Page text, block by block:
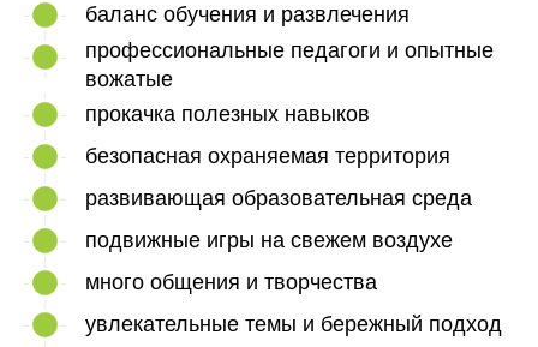
баланс обучения и развлечения
профессиональные педагоги и опытные
вожатые
прокачка полезных навыков
безопасная охраняемая территория
развивающая образовательная среда
подвижные игры на свежем воздухе
много общения и творчества
увлекательные темы и бережный подход